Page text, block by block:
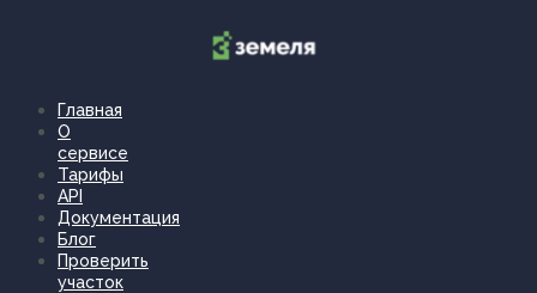
Главная
О
сервисе
Тарифы
API
Документация
Блог
Проверить
участок